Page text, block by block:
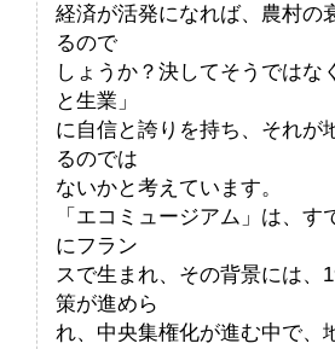
経済が活発になれば、農村の
るので
しょうか？決してそうでは
と生業」
に自信と誇りを持ち、それが
るのでは
ないかと考えています。
「エコミュージアム」は、
にフラン
スで生まれ、その背景には、
策が進めら
れ、中央集権化が進む中で、